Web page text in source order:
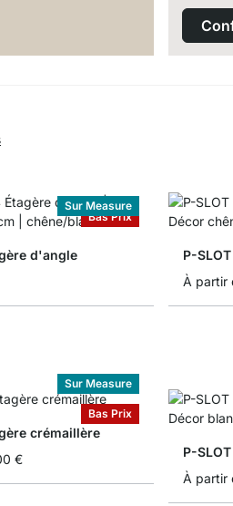
Bas Prix
Sur Measure
d'angle
P-
À partir
Bas Prix
Sur Measure
crémaillère
€
P-
À partir